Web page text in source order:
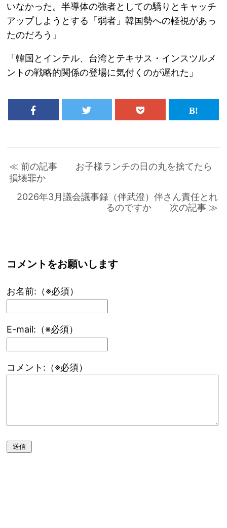
いなかった。半導体の強者としての驕りとキャッチ
アップしようとする「弱者」韓国勢への軽視があっ
たのだろう」
「韓国とインテル、台湾とテキサス・インスツルメ
ントの戦略的関係の登場に気付くのが遅れた」
≪ 前の記事 お子様ランチの日の丸を捨てたら
損壊罪か
2026年3月議会議事録（伴武澄）伴さん責任とれ
るのですか 次の記事 ≫
コメントをお願いします
お名前:（※必須）
E-mail:（※必須）
コメント:（※必須）